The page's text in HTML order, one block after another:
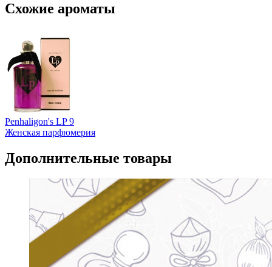
Схожие ароматы
Penhaligon's LP 9
Женская парфюмерия
Дополнительные товары